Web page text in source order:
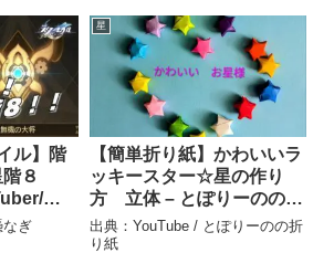
ル】階
８
折
ぎ
なぎ
星
【簡単折り紙】かわいいラ
ッキースター☆星の作り
方 立体 – とぽりーのの折
り紙
出典：YouTube / とぽりーのの折
り紙